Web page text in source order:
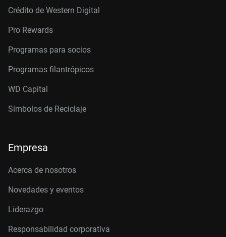
Crédito de Western Digital
Pro Rewards
Programas para socios
Programas filantrópicos
WD Capital
Símbolos de Reciclaje
Empresa
Acerca de nosotros
Novedades y eventos
Liderazgo
Responsabilidad corporativa